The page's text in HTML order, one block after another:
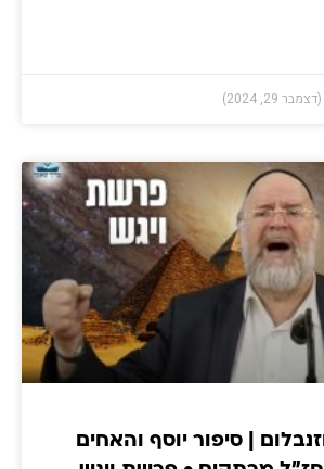
29, 2024)
| סיפור יוסף והאחים